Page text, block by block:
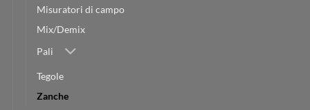
Misuratori di campo
Mix/Demix
Pali
Tegole
Zanche